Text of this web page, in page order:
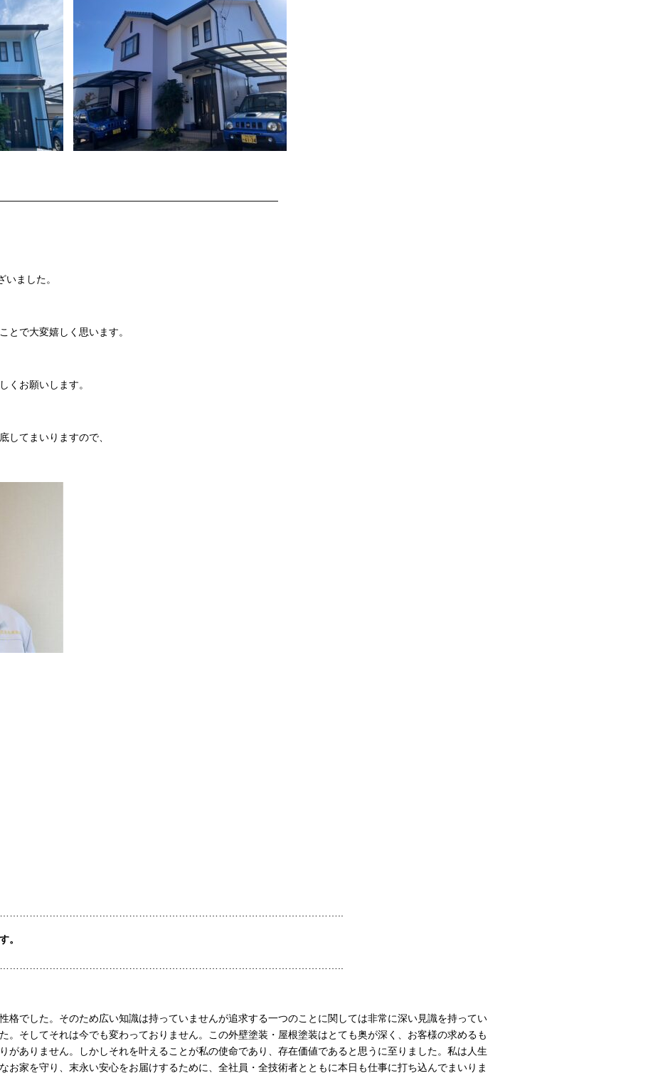
ました。
とで大変嬉しく思います。
くお願いします。
してまいりますので、
。
格でした。そのため広い知識は持っていませんが追求する一つのことに関しては非常に深い見識を持ってい
。そしてそれは今でも変わっておりません。この外壁塗装・屋根塗装はとても奥が深く、お客様の求めるも
がありません。しかしそれを叶えることが私の使命であり、存在価値であると思うに至りました。私は人生
お家を守り、末永い安心をお届けするために、全社員・全技術者とともに本日も仕事に打ち込んでまいりま